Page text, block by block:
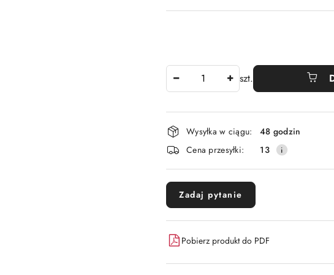
szt.
Dostępność
i
dostawa
Wysyłka w ciągu:
48 godzin
Cena przesyłki:
13
Zadaj pytanie
Pobierz produkt do PDF